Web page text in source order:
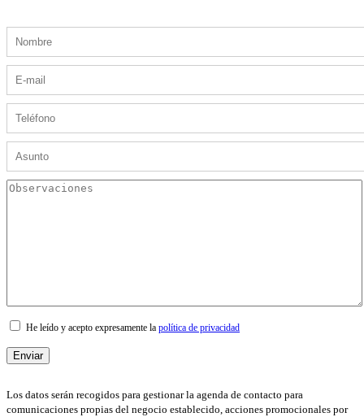
He leído y acepto expresamente la política de privacidad
Los datos serán recogidos para gestionar la agenda de contacto para
comunicaciones propias del negocio establecido, acciones promocionales por